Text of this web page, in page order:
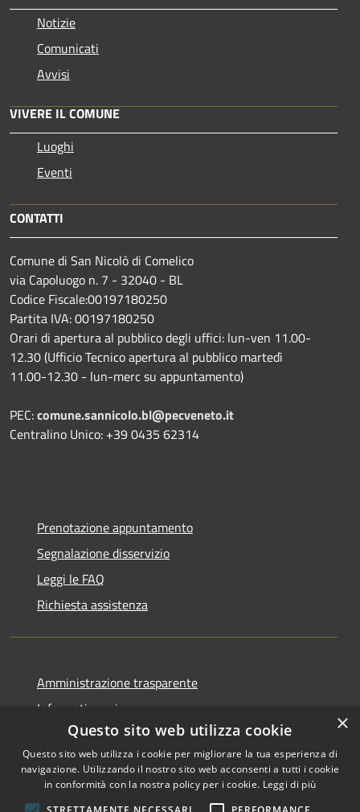
Notizie
Comunicati
Avvisi
VIVERE IL COMUNE
Luoghi
Eventi
CONTATTI
Comune di San Nicolò di Comelico
via Capoluogo n. 7 - 32040 - BL
Codice Fiscale:00197180250
Partita IVA: 00197180250
Orari di apertura al pubblico degli uffici: lun-ven 11.00-
12.30 (Ufficio Tecnico apertura al pubblico martedì
11.00-12.30 - lun-merc su appuntamento)
PEC:comune.sannicolo.bl@pecveneto.it
Centralino Unico: +39 0435 62314
Prenotazione appuntamento
Segnalazione disservizio
Leggi le FAQ
Richiesta assistenza
Amministrazione trasparente
Informativa privacy
Note legali
Dichiarazione di accessibilità
×
Questo sito web utilizza cookie
Questo sito web utilizza i cookie per migliorare la tua esperienza di
navigazione. Utilizzando il nostro sito web acconsenti a tutti i cookie
in conformità con la nostra policy per i cookie. Leggi di più